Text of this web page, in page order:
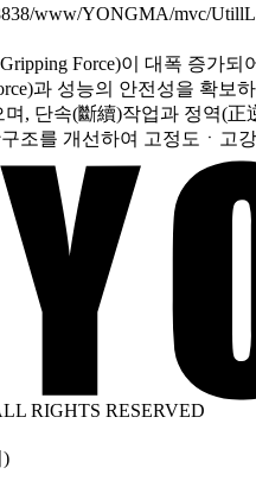
www/YONGMA/mvc/
Force)이 대폭 증가
과 성능의 안전성을 확보
, 단속(斷續)작업과 정역(正
조를 개선하여 고정도ㆍ고
RIGHTS RESERVED
)